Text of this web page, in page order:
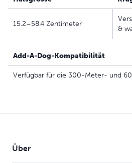
15.2–58.4 Zentimeter
&
Add-A-Dog-Kompatibilität
Verfügbar für die 300-Meter- und
Über